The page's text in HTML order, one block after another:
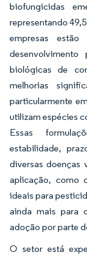
biofungicidas
representando
empresas
biológicas de
melhorias
particularmente
utilizam espécies
Essas
estabilidade,
diversas doenças
aplicação, como
ideais para
ainda mais para
adoção por parte
O setor está